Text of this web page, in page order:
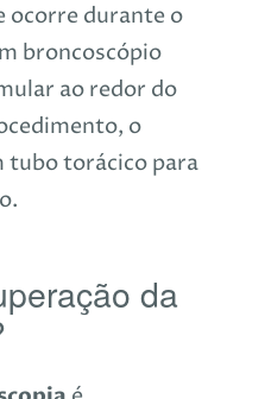
ocorre durante o
broncoscópio
ao redor do
o
tubo torácico para
da